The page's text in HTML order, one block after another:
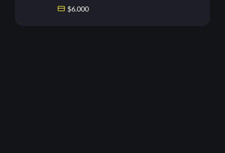
$6.000